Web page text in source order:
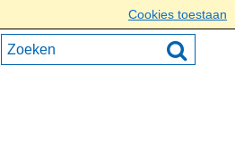
Cookies toestaan